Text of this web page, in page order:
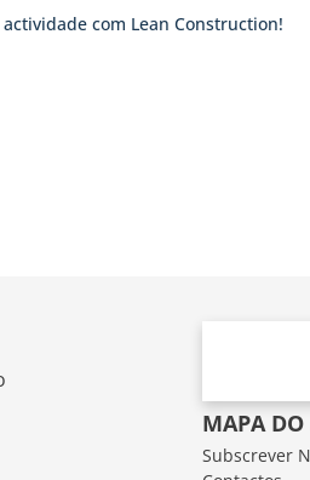
com Lean Construction!
MAPA DO
Subscrever